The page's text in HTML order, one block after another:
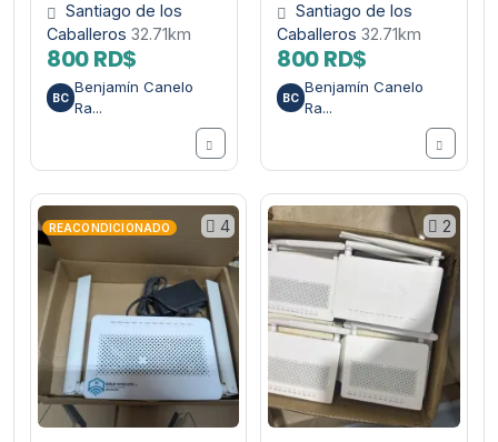
Santiago de los
Caballeros 32.71km
800 RD$
BC
Benjamín Canelo
Ra...
Santiago de los
Caballeros 32.71km
800 RD$
BC
Benjamín Canelo
Ra...
4
REACONDICIONADO 2